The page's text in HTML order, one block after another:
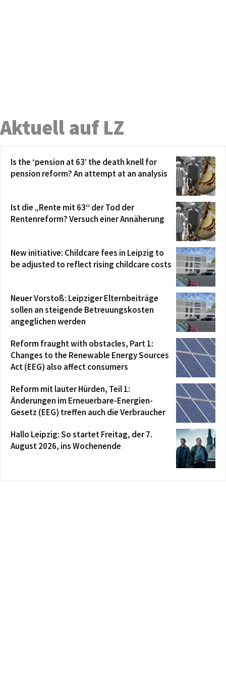
Aktuell auf LZ
Is the ‘pension at 63’ the death knell for
pension reform? An attempt at an analysis
Ist die „Rente mit 63“ der Tod der
Rentenreform? Versuch einer Annäherung
New initiative: Childcare fees in Leipzig to
be adjusted to reflect rising childcare costs
Neuer Vorstoß: Leipziger Elternbeiträge
sollen an steigende Betreuungskosten
angeglichen werden
Reform fraught with obstacles, Part 1:
Changes to the Renewable Energy Sources
Act (EEG) also affect consumers
Reform mit lauter Hürden, Teil 1:
Änderungen im Erneuerbare-Energien-
Gesetz (EEG) treffen auch die Verbraucher
Hallo Leipzig: So startet Freitag, der 7.
August 2026, ins Wochenende